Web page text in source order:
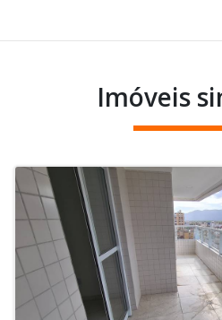
Imóveis